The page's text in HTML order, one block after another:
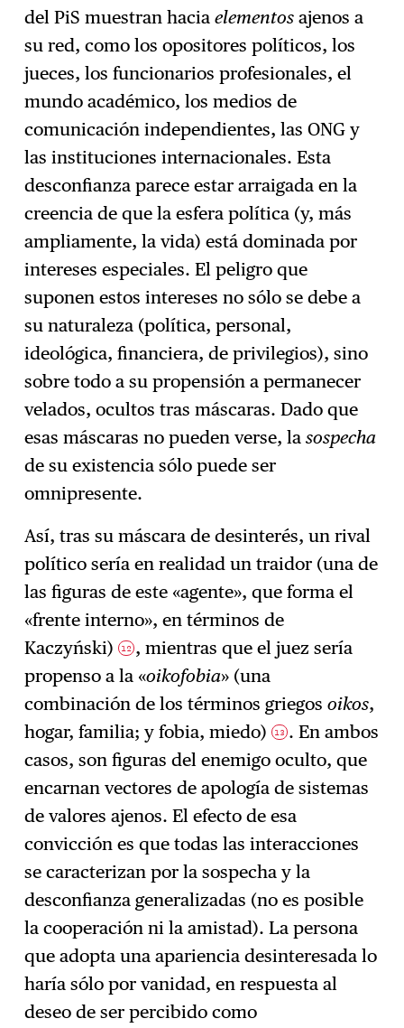
del PiS muestran haciaelementos ajenos a
su red, como los opositores políticos, los
jueces, los funcionarios profesionales, el
mundo académico, los medios de
comunicación independientes, las ONG y
las instituciones internacionales. Esta
desconfianza parece estar arraigada en la
creencia de que la esfera política (y, más
ampliamente, la vida) está dominada por
intereses especiales. El peligro que
suponen estos intereses no sólo se debe a
su naturaleza (política, personal,
ideológica, financiera, de privilegios), sino
sobre todo a su propensión a permanecer
velados, ocultos tras máscaras. Dado que
esas máscaras no pueden verse, lasospecha
de su existencia sólo puede ser
omnipresente.
Así, tras su máscara de desinterés, un rival
político sería en realidad un traidor (una de
las figuras de este «agente», que forma el
«frente interno», en términos de
Kaczyński)12 , mientras que el juez sería
propenso a la «oikofobia» (una
combinación de los términos griegosoikos,
hogar, familia; y fobia, miedo)13 . En ambos
casos, son figuras del enemigo oculto, que
encarnan vectores de apología de sistemas
de valores ajenos. El efecto de esa
convicción es que todas las interacciones
se caracterizan por la sospecha y la
desconfianza generalizadas (no es posible
la cooperación ni la amistad). La persona
que adopta una apariencia desinteresada lo
haría sólo por vanidad, en respuesta al
deseo de ser percibido como